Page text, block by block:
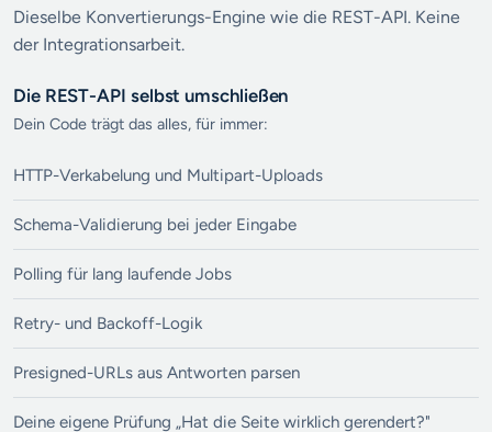
Dieselbe Konvertierungs-Engine wie die REST-API. Keine
der Integrationsarbeit.
Die REST-API selbst umschließen
Dein Code trägt das alles, für immer:
HTTP-Verkabelung und Multipart-Uploads
Schema-Validierung bei jeder Eingabe
Polling für lang laufende Jobs
Retry- und Backoff-Logik
Presigned-URLs aus Antworten parsen
Deine eigene Prüfung „Hat die Seite wirklich gerendert?"